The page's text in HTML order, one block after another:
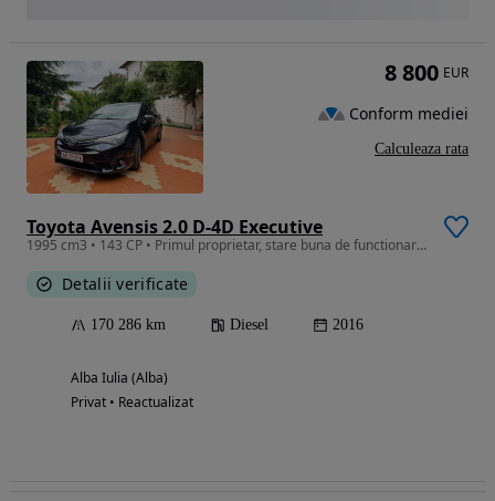
Toyota Avensis 2.0 D-4D Executive
1995 cm3 • 143 CP • Primul proprietar, stare buna de functionare, fara elemente revopsite
Detalii verificate
170 286 km Diesel 2016
Alba Iulia (Alba)
Privat • Reactualizat
8 800 EUR
Conform mediei
Calculeaza rata